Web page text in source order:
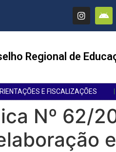
Regional de
E FISCALIZAÇÕES
Nº 62/